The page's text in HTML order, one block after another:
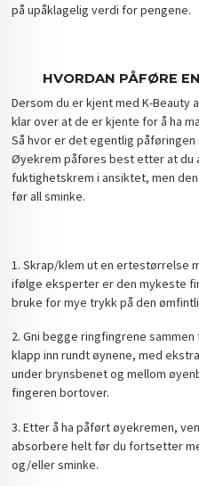
på upåklagelig verdi for pengene.
HVORDAN PÅFØRE
Dersom du er kjent med K-
klar over at de er kjente for å ha
Så hvor er det egentlig
Øyekrem påføres best etter at du
fuktighetskrem i ansiktet, men
før all sminke.
1. Skrap/klem ut en ertestørrelse
ifølge eksperter er den mykeste
bruke for mye trykk på den
2. Gni begge ringfingrene
klapp inn rundt øynene, med
under brynsbenet og mellom
fingeren bortover.
3. Etter å ha påført øyekremen,
absorbere helt før du fortsetter
og/eller sminke.